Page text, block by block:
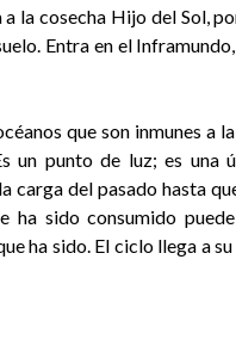
la cosecha Hijo del Sol,
Entra en el
que son inmunes a
un punto de luz; es una
carga del pasado hasta
ha sido consumido
ha sido. El ciclo llega a